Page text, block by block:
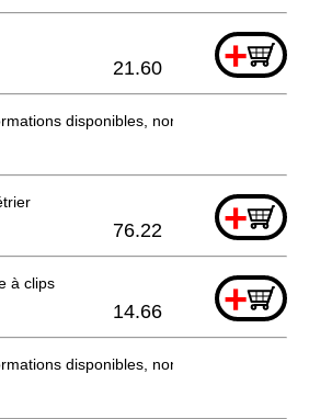
+
21.60
disponibles, non commandable
+
76.22
à clips +
14.66
disponibles, non commandable